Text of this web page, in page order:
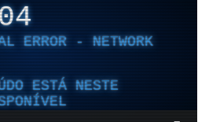
ERROR - NETWORK
ESTÁ NESTE